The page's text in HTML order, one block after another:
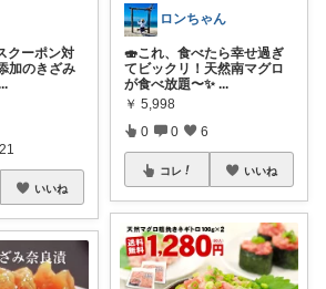
クーポン対
加のきざみ
いいね
ロンちゃん
🍣これ、食べたら幸せ過ぎ
てビックリ！天然南マグロ
が食べ放題〜✨ ...
￥ 5,998
0 0 6
コレ いいね